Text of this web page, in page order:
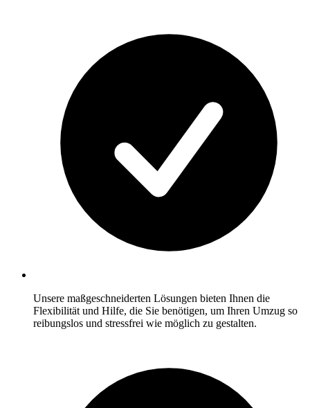
Unsere maßgeschneiderten Lösungen bieten Ihnen die
Flexibilität und Hilfe, die Sie benötigen, um Ihren Umzug so
reibungslos und stressfrei wie möglich zu gestalten.